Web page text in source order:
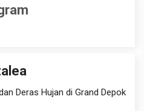
Deras Hujan di Grand Depok